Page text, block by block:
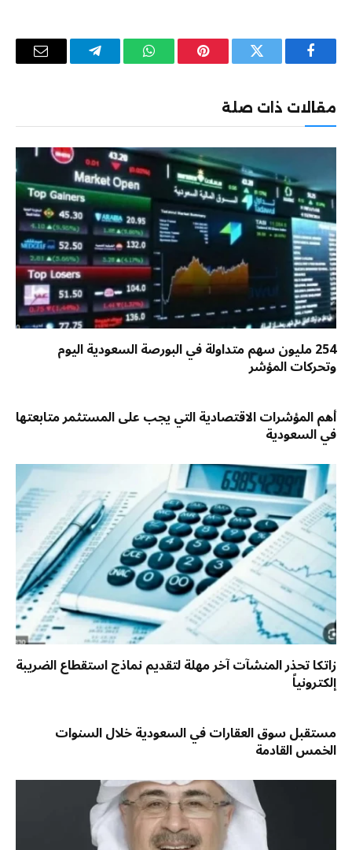
فيسبوك تويتر بينتيريستواتساب تيلقرام
البريد
مقالات ذات صلة
254 مليون سهم متداولة في البورصة السعودية اليوم
وتحركات المؤشر
أهم المؤشرات الاقتصادية التي يجب على المستثمر متابعتها
في السعودية
زاتكا تحذر المنشآت آخر مهلة لتقديم نماذج استقطاع الضريبة
إلكترونياً
مستقبل سوق العقارات في السعودية خلال السنوات
الخمس القادمة